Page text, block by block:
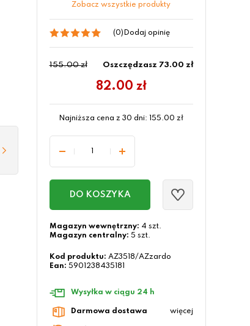
Zobacz wszystkie produkty
(0) Dodaj opinię
155.00 zł Oszczędzasz 73.00 zł
82.00 zł
Najniższa cena z 30 dni: 155.00 zł
DO KOSZYKA
Magazyn wewnętrzny: 4 szt.
Magazyn centralny: 5 szt.
Kod produktu: AZ3518/AZzardo
Ean: 5901238435181
Wysyłka w ciągu 24 h
Darmowa dostawa więcej